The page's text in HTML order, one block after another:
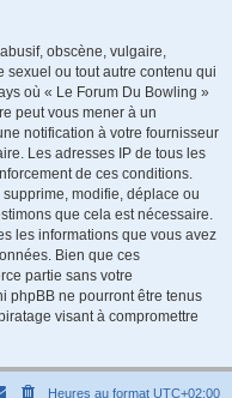
obscène, vulgaire,
sexuel ou tout autre contenu qui
où « Le Forum Du Bowling »
peut vous mener à un
notification à votre fournisseur
Les adresses IP de tous les
de ces conditions.
modifie, déplace ou
que cela est nécessaire.
les informations que vous avez
Bien que ces
partie sans votre
phpBB ne pourront être tenus
visant à compromettre
Heures au format UTC+02:00